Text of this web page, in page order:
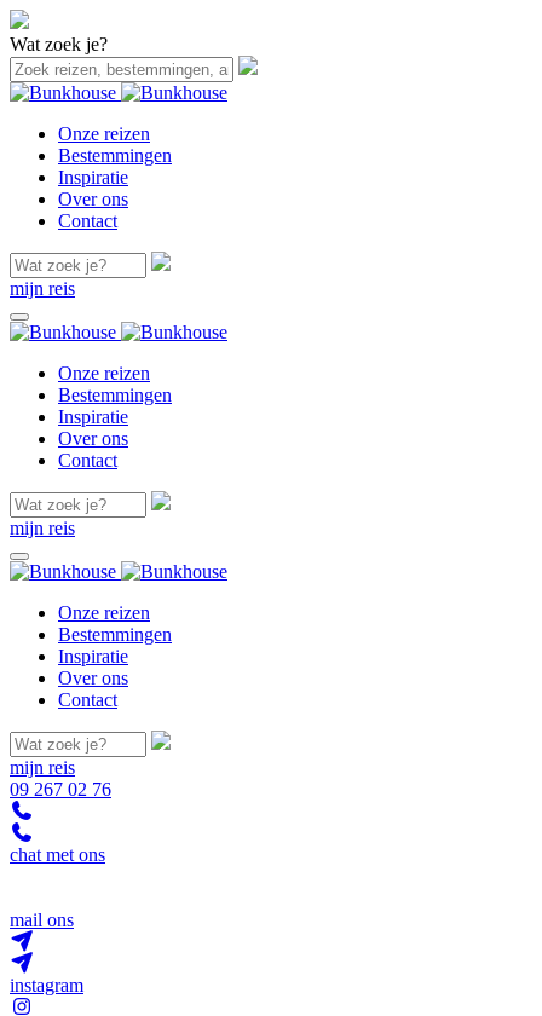
Wat zoek je?
Onze reizen
Bestemmingen
Inspiratie
Over ons
Contact
mijn reis
Onze reizen
Bestemmingen
Inspiratie
Over ons
Contact
mijn reis
Onze reizen
Bestemmingen
Inspiratie
Over ons
Contact
mijn reis
09 267 02 76
chat met ons
mail ons
instagram